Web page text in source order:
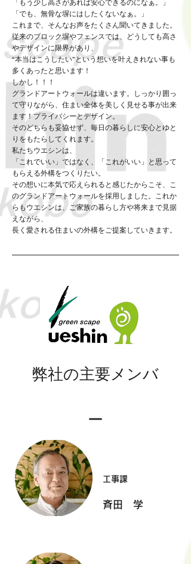
「もう少し高さがあれば安心できるのになぁ。」
「でも、無骨な塀にはしたくないなぁ。」
これまで、そんなお声をたくさん聞いてきました。
従来のブロック塀やフェンスでは、どうしても高さ
やデザインに限界があり、
“本当はこうしたい”という想いを叶えきれない事も
多くあったと思います！
しかし！！！
グランドアートウォールは違います。しっかり囲っ
て守りながら、住まい全体を美しく見せる事が出来
ます！プライバシーとデザイン。
そのどちらも妥協せず、毎日の暮らしに安心とゆと
りをもたらしてくれます。
私たちウエシンは、
「これでいい」ではなく、「これがいい」と思って
もらえる外構をつくりたい。
その想いに本気で応えられると感じたからこそ、こ
のグランドアートウォールを採用しました。 これか
らもウエシンは、ご家族の暮らし方や将来まで見据
えながら、
長く愛される住まいの外構をご提案していきます。
弊社の主要メンバ
ー
​工事課
斉田 学